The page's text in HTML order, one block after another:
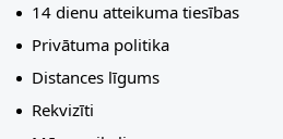
14 dienu atteikuma tiesības
Privātuma politika
Distances līgums
Rekvizīti